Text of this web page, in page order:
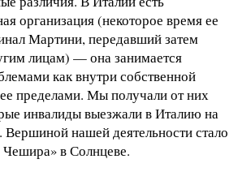
организация (некоторое время ее
Мартини, передавший затем
лицам) — она занимается
как внутри собственной
пределами. Мы получали от них
инвалиды выезжали в Италию на
Вершиной нашей деятельности стало
в Солнцеве.